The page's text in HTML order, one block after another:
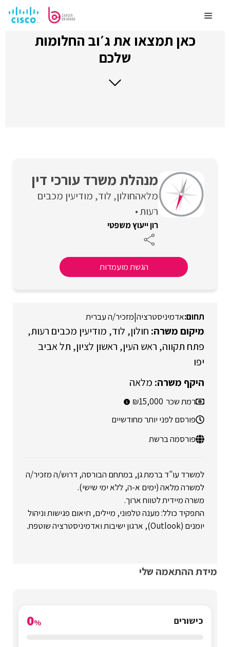
לתוכןMenu
כאן תמצאו את ג׳וב החלומות
שלכם
מנהלת משרד עורכי דין
מלאהחולון לוד מודיעין מכבים
רעות
רון ייעוץ משפטי
הגשת מועמדות
אדמיניסטרציה|מזכיר/ה עברית
חולון לוד מודיעין מכבים רעות
פתח תקווה ראש העין ראשון לציון תל אביב
יפו
מלאה
רמת שכר 15,000
פורסם לפני יותר מחודשיים
פורסמה ברשת
למשרד עו"ד ברמת גן, במתחם הבורסה, דרוש/ה מזכיר/ה
למשרה מלאה (ימים א-ה, ללא ימי שישי).
משרה מיידית לטווח ארוך.
התפקיד כולל: מענה טלפוני, מיילים, תיאום פגישות וניהול
יומנים (Outlook), ארגון ישיבות ואדמיניסטרציה שוטפת.
מידת ההתאמה שלי
כישורים 0%